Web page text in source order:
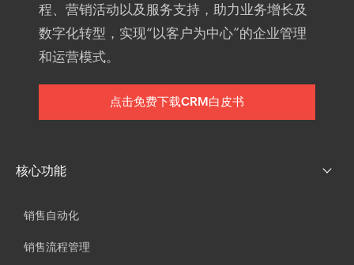
程、营销活动以及服务支持，助力业务增长及
数字化转型，实现“以客户为中心”的企业管理
和运营模式。
点击免费下载CRM白皮书
核心功能
销售自动化
销售流程管理